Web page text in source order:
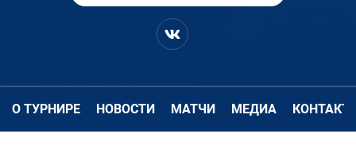
О ТУРНИРЕ НОВОСТИ МАТЧИ МЕДИА